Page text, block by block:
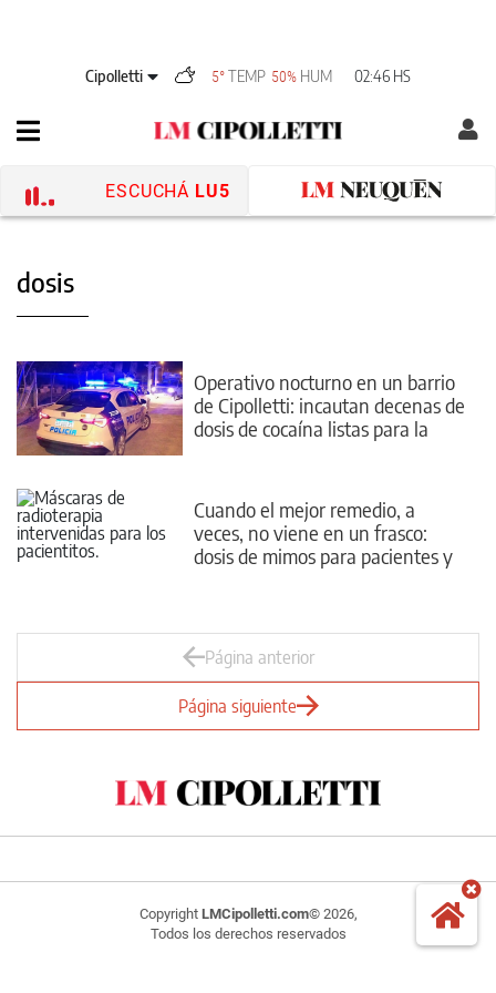
Cipolletti 5° TEMP 50% HUM 02:46 HS
ESCUCHÁ LU5
dosis
Operativo nocturno en un barrio
de Cipolletti: incautan decenas de
dosis de cocaína listas para la
Cuando el mejor remedio, a
veces, no viene en un frasco:
dosis de mimos para pacientes y
Página anterior
Página siguiente
Copyright LMCipolletti.com© 2026,
Todos los derechos reservados